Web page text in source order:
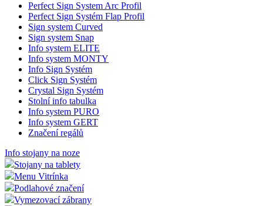
Perfect Sign System Arc Profil
Perfect Sign Systém Flap Profil
Sign system Curved
Sign system Snap
Info system ELITE
Info system MONTY
Info Sign Systém
Click Sign Systém
Crystal Sign Systém
Stolní info tabulka
Info system PURO
Info system GERT
Značení regálů
Info stojany na noze
Stojany na tablety
Menu Vitrínka
Podlahové značení
Vymezovací zábrany